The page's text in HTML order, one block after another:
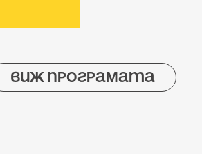
виж програмата